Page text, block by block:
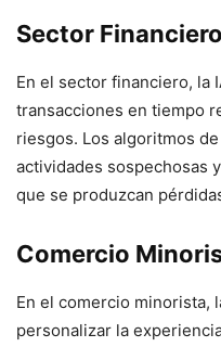
Sector Financiero
En el sector financiero, la
transacciones en tiempo
riesgos. Los algoritmos
actividades sospechosas
que se produzcan
Comercio
En el comercio minorista,
personalizar la